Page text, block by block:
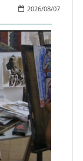
2026/08/07